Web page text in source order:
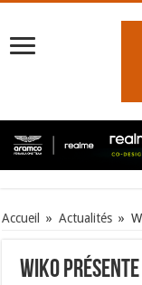
Accueil » Actualités »
Wiko présente